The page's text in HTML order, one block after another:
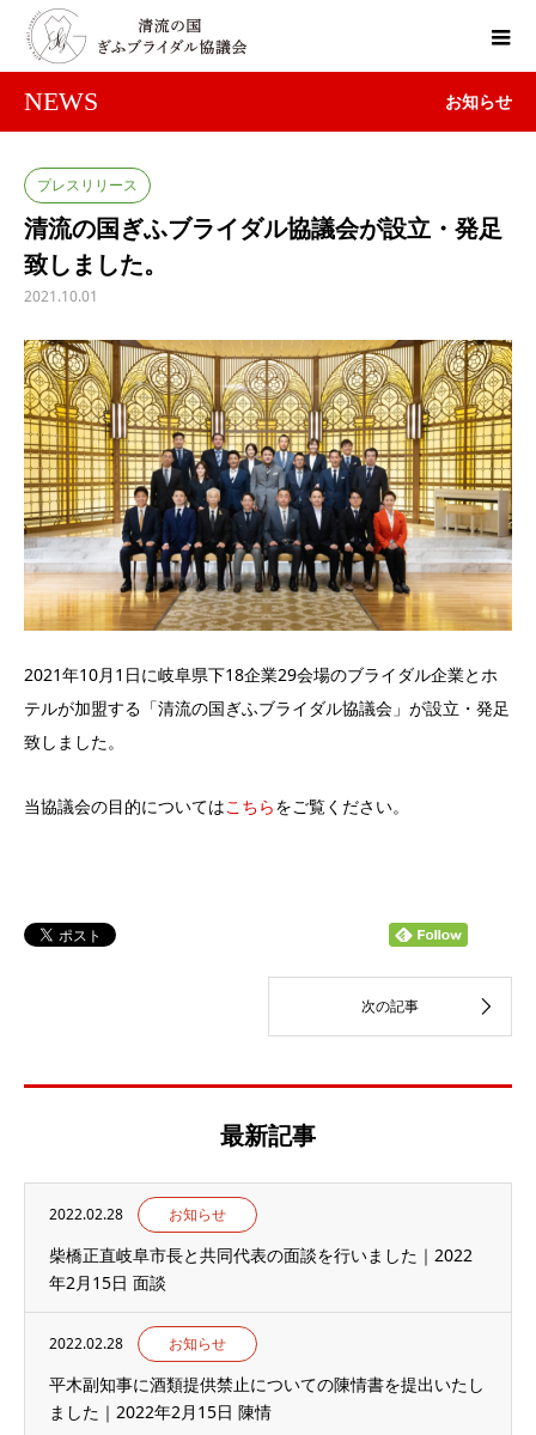
NEWS お知らせ
プレスリリース
清流の国ぎふブライダル協議会が設立・発足
致しました。
2021.10.01
2021年10月1日に岐阜県下18企業29会場のブライダル企業とホ
テルが加盟する「清流の国ぎふブライダル協議会」が設立・発足
致しました。
当協議会の目的についてはこちらをご覧ください。
最新記事
2022.02.28 お知らせ
柴橋正直岐阜市長と共同代表の面談を行いました｜2022
年2月15日 面談
2022.02.28 お知らせ
平木副知事に酒類提供禁止についての陳情書を提出いたし
ました｜2022年2月15日 陳情